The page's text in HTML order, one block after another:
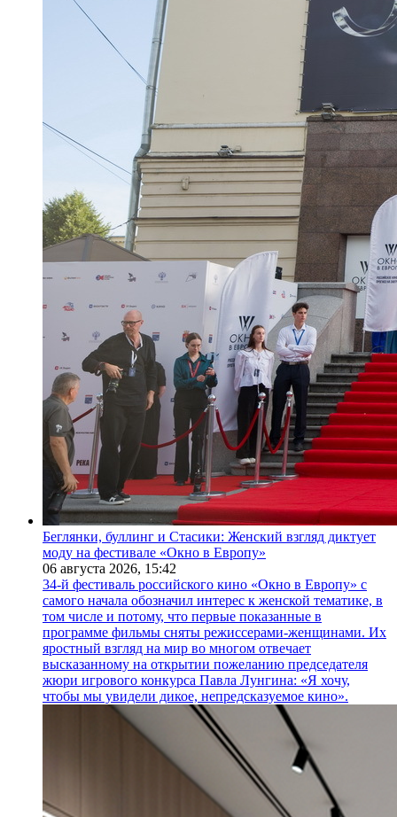
Беглянки, буллинг и Стасики: Женский взгляд диктует
моду на фестивале «Окно в Европу»
06 августа 2026, 15:42
34-й фестиваль российского кино «Окно в Европу» с
самого начала обозначил интерес к женской тематике, в
том числе и потому, что первые показанные в
программе фильмы сняты режиссерами-женщинами. Их
яростный взгляд на мир во многом отвечает
высказанному на открытии пожеланию председателя
жюри игрового конкурса Павла Лунгина: «Я хочу,
чтобы мы увидели дикое, непредсказуемое кино».